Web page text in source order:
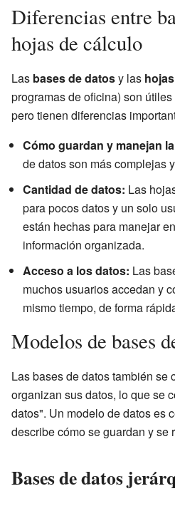
Diferencias entre
hojas de cálculo
Las bases de datosy las
programas de oficina) son
pero tienen diferencias
Cómo guardan y manejan
de datos son más complejas
Cantidad de datos: Las
para pocos datos y un solo
están hechas para manejar
información organizada.
Acceso a los datos: Las
muchos usuarios accedan y
mismo tiempo, de forma
Modelos de bases
Las bases de datos también se
organizan sus datos, lo que se
datos". Un modelo de datos es
describe cómo se guardan y se
Bases de datos